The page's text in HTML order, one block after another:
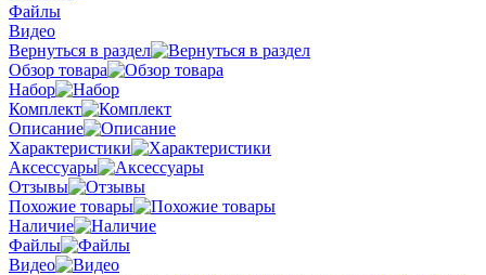
Файлы
Видео
Вернуться в раздел
Обзор товара
Набор
Комплект
Описание
Характеристики
Аксессуары
Отзывы
Похожие товары
Наличие
Файлы
Видео